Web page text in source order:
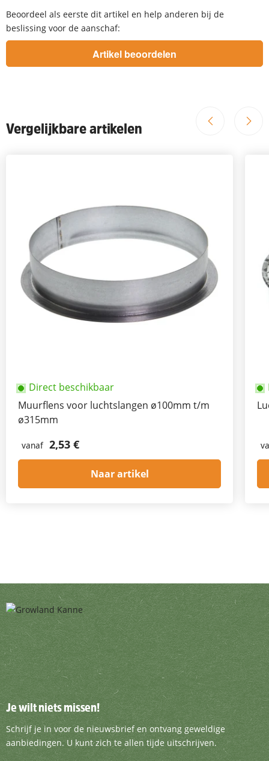
Beoordeel als eerste dit artikel en help anderen bij de
beslissing voor de aanschaf:
Vergelijkbare artikelen
Direct beschikbaar
Muurflens voor luchtslangen ø100mm t/m
ø315mm
vanaf 2,53 €
Naar artikel
Je wilt niets missen!
Schrijf je in voor de nieuwsbrief en ontvang
Je wilt niets missen!
Schrijf je in voor de nieuwsbrief en ontvang geweldige
aanbiedingen. U kunt zich te allen tijde uitschrijven.